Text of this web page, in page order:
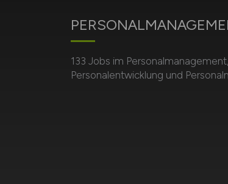
133 Jobs im
Personalentwicklung und